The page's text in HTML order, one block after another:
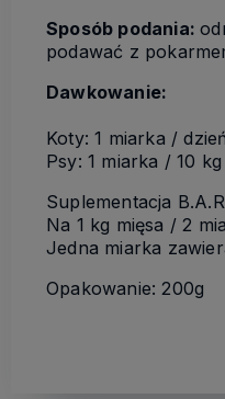
Sposób podania:
podawać z
Dawkowanie:
Koty: 1 miarka /
Psy: 1 miarka / 10
Suplementacja
Na 1 kg mięsa / 2
Jedna miarka
Opakowanie: 200g